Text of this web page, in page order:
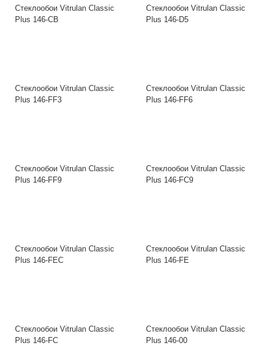
Стеклообои Vitrulan Classic
Plus 146-CB
Стеклообои Vitrulan Classic
Plus 146-D5
Стеклообои Vitrulan Classic
Plus 146-FF3
Стеклообои Vitrulan Classic
Plus 146-FF6
Стеклообои Vitrulan Classic
Plus 146-FF9
Стеклообои Vitrulan Classic
Plus 146-FC9
Стеклообои Vitrulan Classic
Plus 146-FEC
Стеклообои Vitrulan Classic
Plus 146-FE
Стеклообои Vitrulan Classic
Plus 146-FC
Стеклообои Vitrulan Classic
Plus 146-00